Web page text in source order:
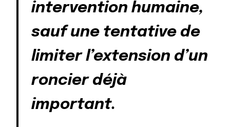
intervention humaine,
sauf une tentative de
limiter l’extension d’un
roncier déjà
important.